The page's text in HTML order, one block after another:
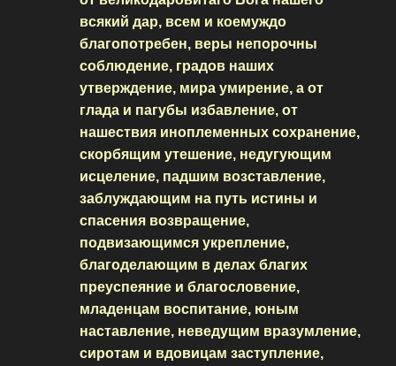
всякий дар, всем и коемуждо
благопотребен, веры непорочны
соблюдение, градов наших
утверждение, мира умирение, а от
глада и пагубы избавление, от
нашествия иноплеменных сохранение,
скорбящим утешение, недугующим
исцеление, падшим возставление,
заблуждающим на путь истины и
спасения возвращение,
подвизающимся укрепление,
благоделающим в делах благих
преуспеяние и благословение,
младенцам воспитание, юным
наставление, неведущим вразумление,
сиротам и вдовицам заступление,